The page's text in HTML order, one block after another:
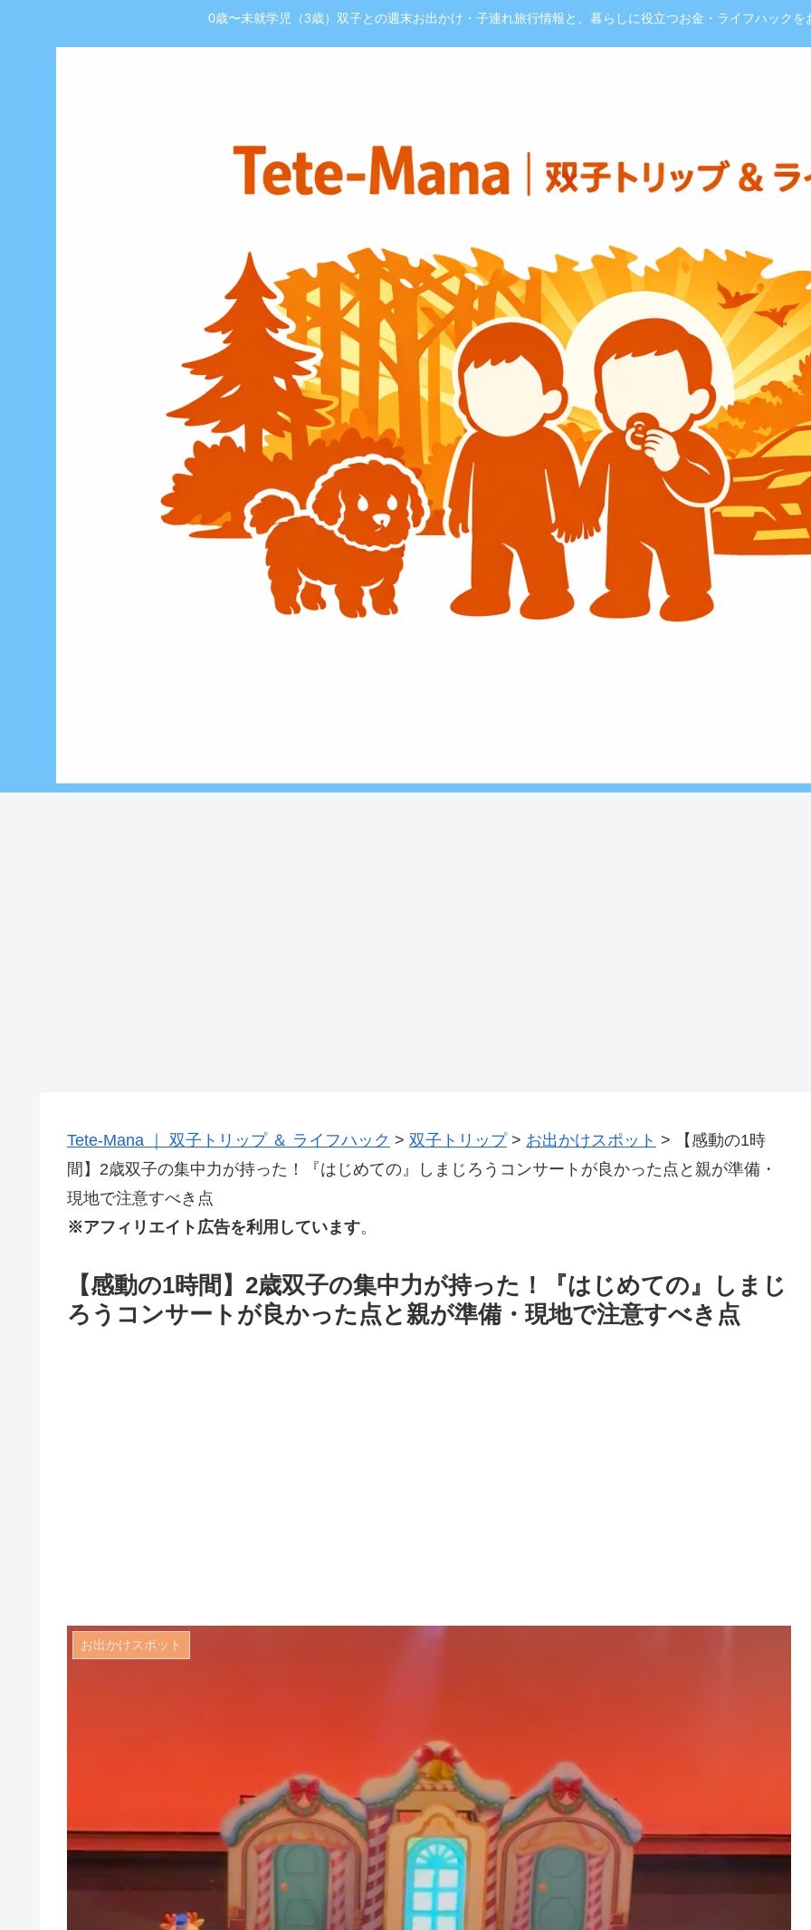
0歳〜未就学児（3歳）双子との週末お出かけ・子連れ旅行情報と、暮らしに役立つお金・ライフハックを
Tete-Mana ｜ 双子トリップ ＆ ライフハック > 双子トリップ> お出かけスポット >
【感動の1時
間】2歳双子の集中力が持った！『はじめての』しまじろうコンサートが良かった点と親が準備・
現地で注意すべき点
※アフィリエイト広告を利用しています。
【感動の1時間】2歳双子の集中力が持った！『はじめての』しまじ
ろうコンサートが良かった点と親が準備・現地で注意すべき点
お出かけスポット